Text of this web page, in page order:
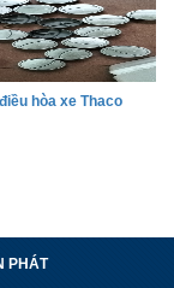
hòa xe Thaco
PHÁT